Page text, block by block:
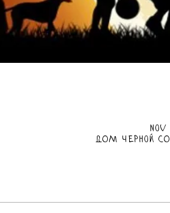
Nov
ДОМ черной